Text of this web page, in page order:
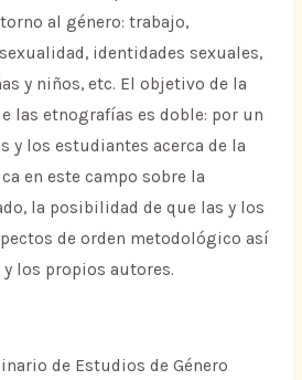
al género: trabajo,
identidades sexuales,
y niños, etc. El objetivo de la
las etnografías es doble: por un
y los estudiantes acerca de la
en este campo sobre la
la posibilidad de que las y los
de orden metodológico así
los propios autores.
de Estudios de Género